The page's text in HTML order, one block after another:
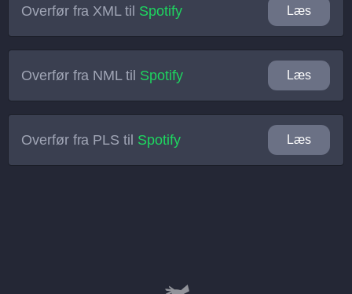
Overfør fra XML til Spotify Læs
Overfør fra NML til Spotify Læs
Overfør fra PLS til Spotify Læs